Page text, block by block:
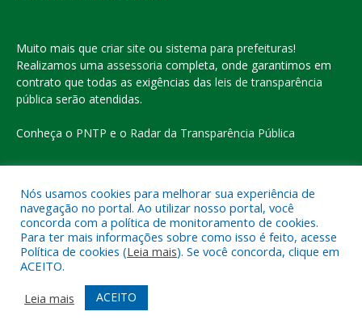
Muito mais que criar site ou sistema para prefeituras!
Realizamos uma assessoria completa, onde garantimos em
contrato que todas as exigências das leis de transparência
pública serão atendidas.
Conheça o PNTP e o Radar da Transparência Pública
Todos os direitos reservados a Prefeitura Municipal de Eldorado
do Carajás
Mapa do Site
Acessar o Webmail
Nós usamos cookies para melhorar sua experiência de
navegação no portal. Ao utilizar nosso portal, você
concorda com a política de monitoramento de cookies.
Para ter mais informações sobre como isso é feito, acesse
Política de cookies (Leia mais). Se você concorda, clique em
ACEITO.
Leia mais
ACEITO